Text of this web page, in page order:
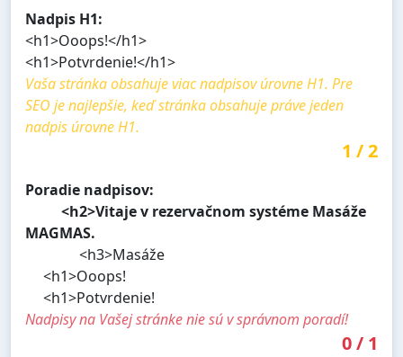
Nadpis H1:
<h1>Ooops!</h1>
<h1>Potvrdenie!</h1>
Vaša stránka obsahuje viac nadpisov úrovne H1. Pre
SEO je najlepšie, keď stránka obsahuje práve jeden
nadpis úrovne H1.
1 /2
Poradie nadpisov:
<h2>Vitaje v rezervačnom systéme Masáže
MAGMAS.
<h3>Masáže
<h1>Ooops!
<h1>Potvrdenie!
Nadpisy na Vašej stránke nie sú v správnom poradí!
0/ 1